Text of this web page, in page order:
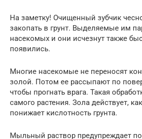
На заметку! Очищенный зубчик
закопать в грунт. Выделяемые им
насекомых и они исчезнут также
появились.
Многие насекомые не переносят
золой. Потом ее рассыпают по
чтобы прогнать врага. Такая
самого растения. Зола действует,
понижает кислотность грунта.
Мыльный раствор предупреждает